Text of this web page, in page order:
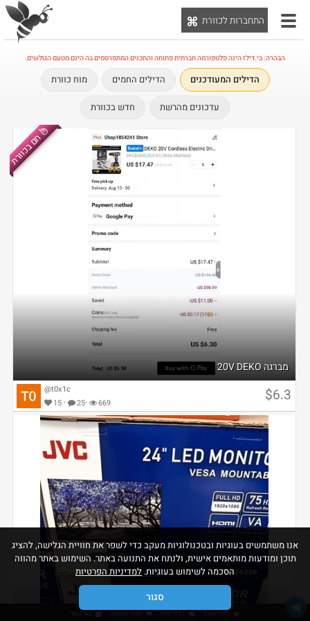
התחברות לכוורת
הבהרה: בי.דילז הינה פלטפורמה חברתית פתוחה והתכנים המתפרסמים בה הינם מטעם הגולשים.
הדילים המעודכנים הדילים החמים מוח כוורת
עדכונים מהרשת חדש בכוורת
חם בכוורת
מברגה 20V DEKO
$6.3
@t0x1c
15 · 25· 669
אנו משתמשים בעוגיות ובטכנולוגיות מעקב כדי לשפר את חוויית הגלישה, להציג
תוכן ומודעות מותאמים אישית, ולנתח את התנועה באתר. השימוש באתר מהווה
הסכמה לשימוש בעוגיות. למדיניות הפרטיות
סגור